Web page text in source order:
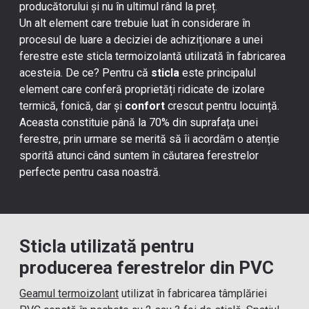
producătorului și nu în ultimul rând la preț.
Un alt element care trebuie luat în considerare în
procesul de luare a deciziei de achiziționare a unei
ferestre este sticla termoizolantă utilizată în fabricarea
acesteia. De ce? Pentru că sticlaeste principalul
element care conferă proprietăți ridicate de izolare
termică,fonică, dar și confort crescut pentru locuință.
Aceasta constituie până la 70% din suprafața unei
ferestre, prin urmare se merită să îi acordăm o atenție
sporită atunci când suntem în căutarea ferestrelor
perfecte pentru casa noastră.
Sticla utilizată pentru
producerea ferestrelor din PVC
Geamul termoizolant utilizat în fabricarea tâmplăriei